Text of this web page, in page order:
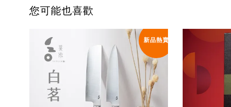
您可能也喜歡
新品熱賣